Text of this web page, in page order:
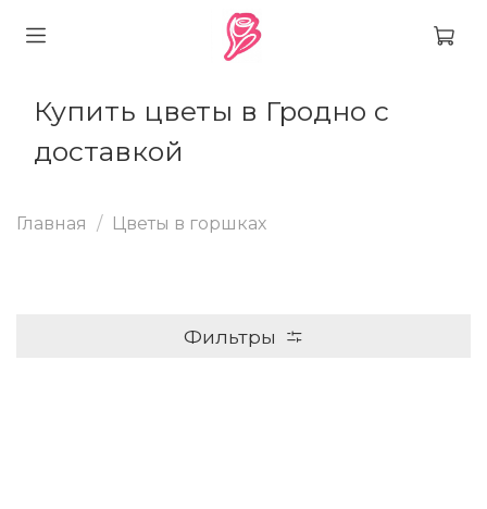
Купить цветы в Гродно с
доставкой
Главная Цветы в горшках
Фильтры